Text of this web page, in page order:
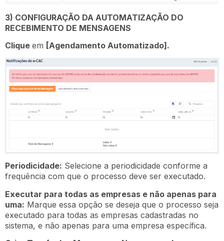
3) CONFIGURAÇÃO DA AUTOMATIZAÇÃO DO
RECEBIMENTO DE MENSAGENS
Clique em [Agendamento Automatizado].
Periodicidade: Selecione a periodicidade conforme a
frequência com que o processo deve ser executado.
Executar para todas as empresas e não apenas para
uma: Marque essa opção se deseja que o processo seja
executado para todas as empresas cadastradas no
sistema, e não apenas para uma empresa específica.